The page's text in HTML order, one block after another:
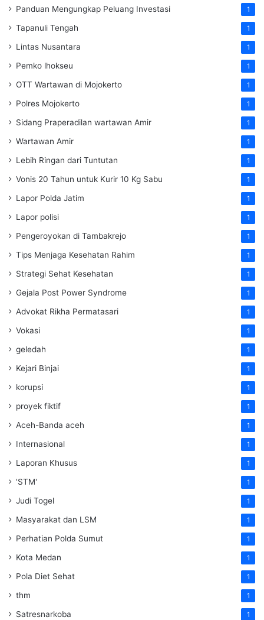
Panduan Mengungkap Peluang Investasi 1
Tapanuli Tengah 1
Lintas Nusantara 1
Pemko lhokseu 1
OTT Wartawan di Mojokerto 1
Polres Mojokerto 1
Sidang Praperadilan wartawan Amir 1
Wartawan Amir 1
Lebih Ringan dari Tuntutan 1
Vonis 20 Tahun untuk Kurir 10 Kg Sabu 1
Lapor Polda Jatim 1
Lapor polisi 1
Pengeroyokan di Tambakrejo 1
Tips Menjaga Kesehatan Rahim 1
Strategi Sehat Kesehatan 1
Gejala Post Power Syndrome 1
Advokat Rikha Permatasari 1
Vokasi 1
geledah 1
Kejari Binjai 1
korupsi 1
proyek fiktif 1
Aceh-Banda aceh 1
Internasional 1
Laporan Khusus 1
'STM' 1
Judi Togel 1
Masyarakat dan LSM 1
Perhatian Polda Sumut 1
Kota Medan 1
Pola Diet Sehat 1
thm 1
Satresnarkoba 1